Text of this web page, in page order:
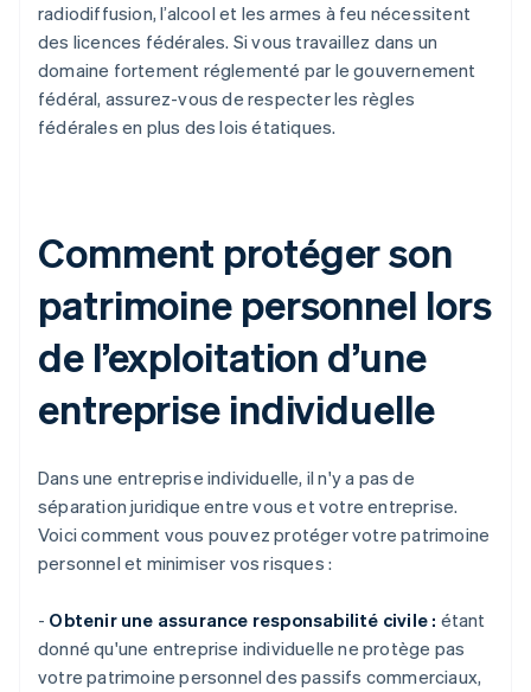
radiodiffusion, l’alcool et les armes à feu nécessitent
des licences fédérales. Si vous travaillez dans un
domaine fortement réglementé par le gouvernement
fédéral, assurez-vous de respecter les règles
fédérales en plus des lois étatiques.
Comment protéger son
patrimoine personnel lors
de l’exploitation d’une
entreprise individuelle
Dans une entreprise individuelle, il n'y a pas de
séparation juridique entre vous et votre entreprise.
Voici comment vous pouvez protéger votre patrimoine
personnel et minimiser vos risques :
- Obtenir une assurance responsabilité civile : étant
donné qu'une entreprise individuelle ne protège pas
votre patrimoine personnel des passifs commerciaux,